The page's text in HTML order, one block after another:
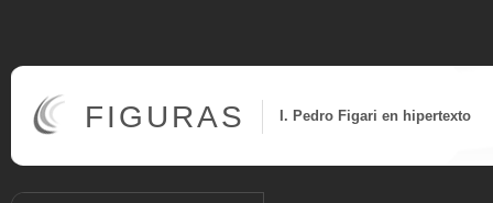
FIGURAS I. Pedro Figari en hipertexto